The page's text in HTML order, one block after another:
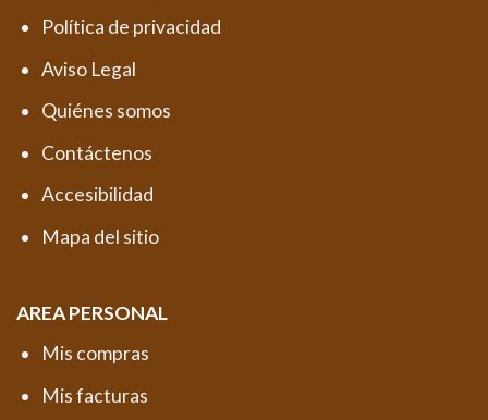
Política de privacidad
Aviso Legal
Quiénes somos
Contáctenos
Accesibilidad
Mapa del sitio
AREA PERSONAL
Mis compras
Mis facturas